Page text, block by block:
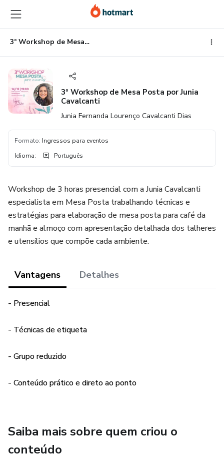
para
o
conteúdo
principal
para
o
pagamento
para
o
rodapé
3º Workshop de Mesa Posta por Junia Cavalcanti
3º Workshop de Mesa Posta por Junia
Cavalcanti
Junia Fernanda Lourenço Cavalcanti Dias
Formato: Ingressos para eventos
Idioma: Português
Workshop de 3 horas presencial com a Junia Cavalcanti
especialista em Mesa Posta trabalhando técnicas e
estratégias para elaboração de mesa posta para café da
manhã e almoço com apresentação detalhada dos talheres
e utensílios que compõe cada ambiente.
Vantagens Detalhes
- Presencial
- Técnicas de etiqueta
- Grupo reduzido
- Conteúdo prático e direto ao ponto
Saiba mais sobre quem criou o
conteúdo